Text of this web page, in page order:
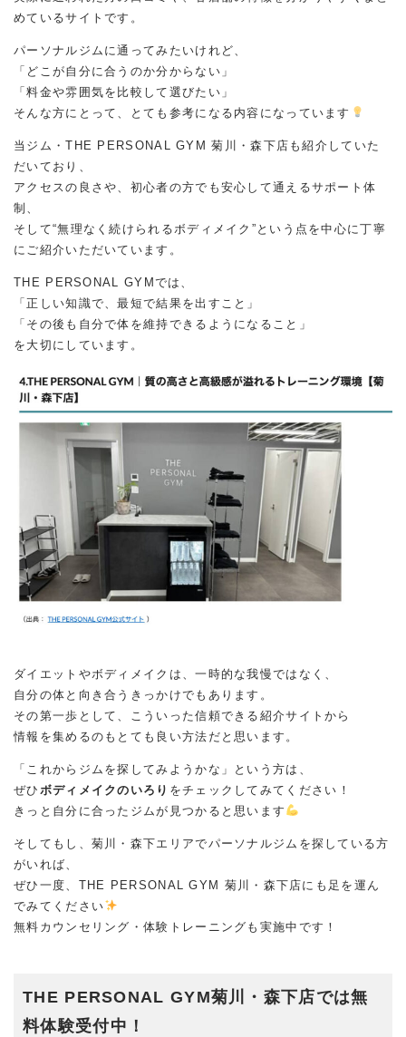
めているサイトです。
パーソナルジムに通ってみたいけれど、
「どこが自分に合うのか分からない」
「料金や雰囲気を比較して選びたい」
そんな方にとって、とても参考になる内容になっています
当ジム・THE PERSONAL GYM 菊川・森下店も紹介していた
だいており、
アクセスの良さや、初心者の方でも安心して通えるサポート体
制、
そして“無理なく続けられるボディメイク”という点を中心に丁寧
にご紹介いただいています。
THE PERSONAL GYMでは、
「正しい知識で、最短で結果を出すこと」
「その後も自分で体を維持できるようになること」
を大切にしています。
ダイエットやボディメイクは、一時的な我慢ではなく、
自分の体と向き合うきっかけでもあります。
その第一歩として、こういった信頼できる紹介サイトから
情報を集めるのもとても良い方法だと思います。
「これからジムを探してみようかな」という方は、
ぜひ ボディメイクのいろり をチェックしてみてください！
きっと自分に合ったジムが見つかると思います
そしてもし、菊川・森下エリアでパーソナルジムを探している方
がいれば、
ぜひ一度、THE PERSONAL GYM 菊川・森下店にも足を運ん
でみてください
無料カウンセリング・体験トレーニングも実施中です！
THE PERSONAL GYM菊川・森下店では無
料体験受付中！